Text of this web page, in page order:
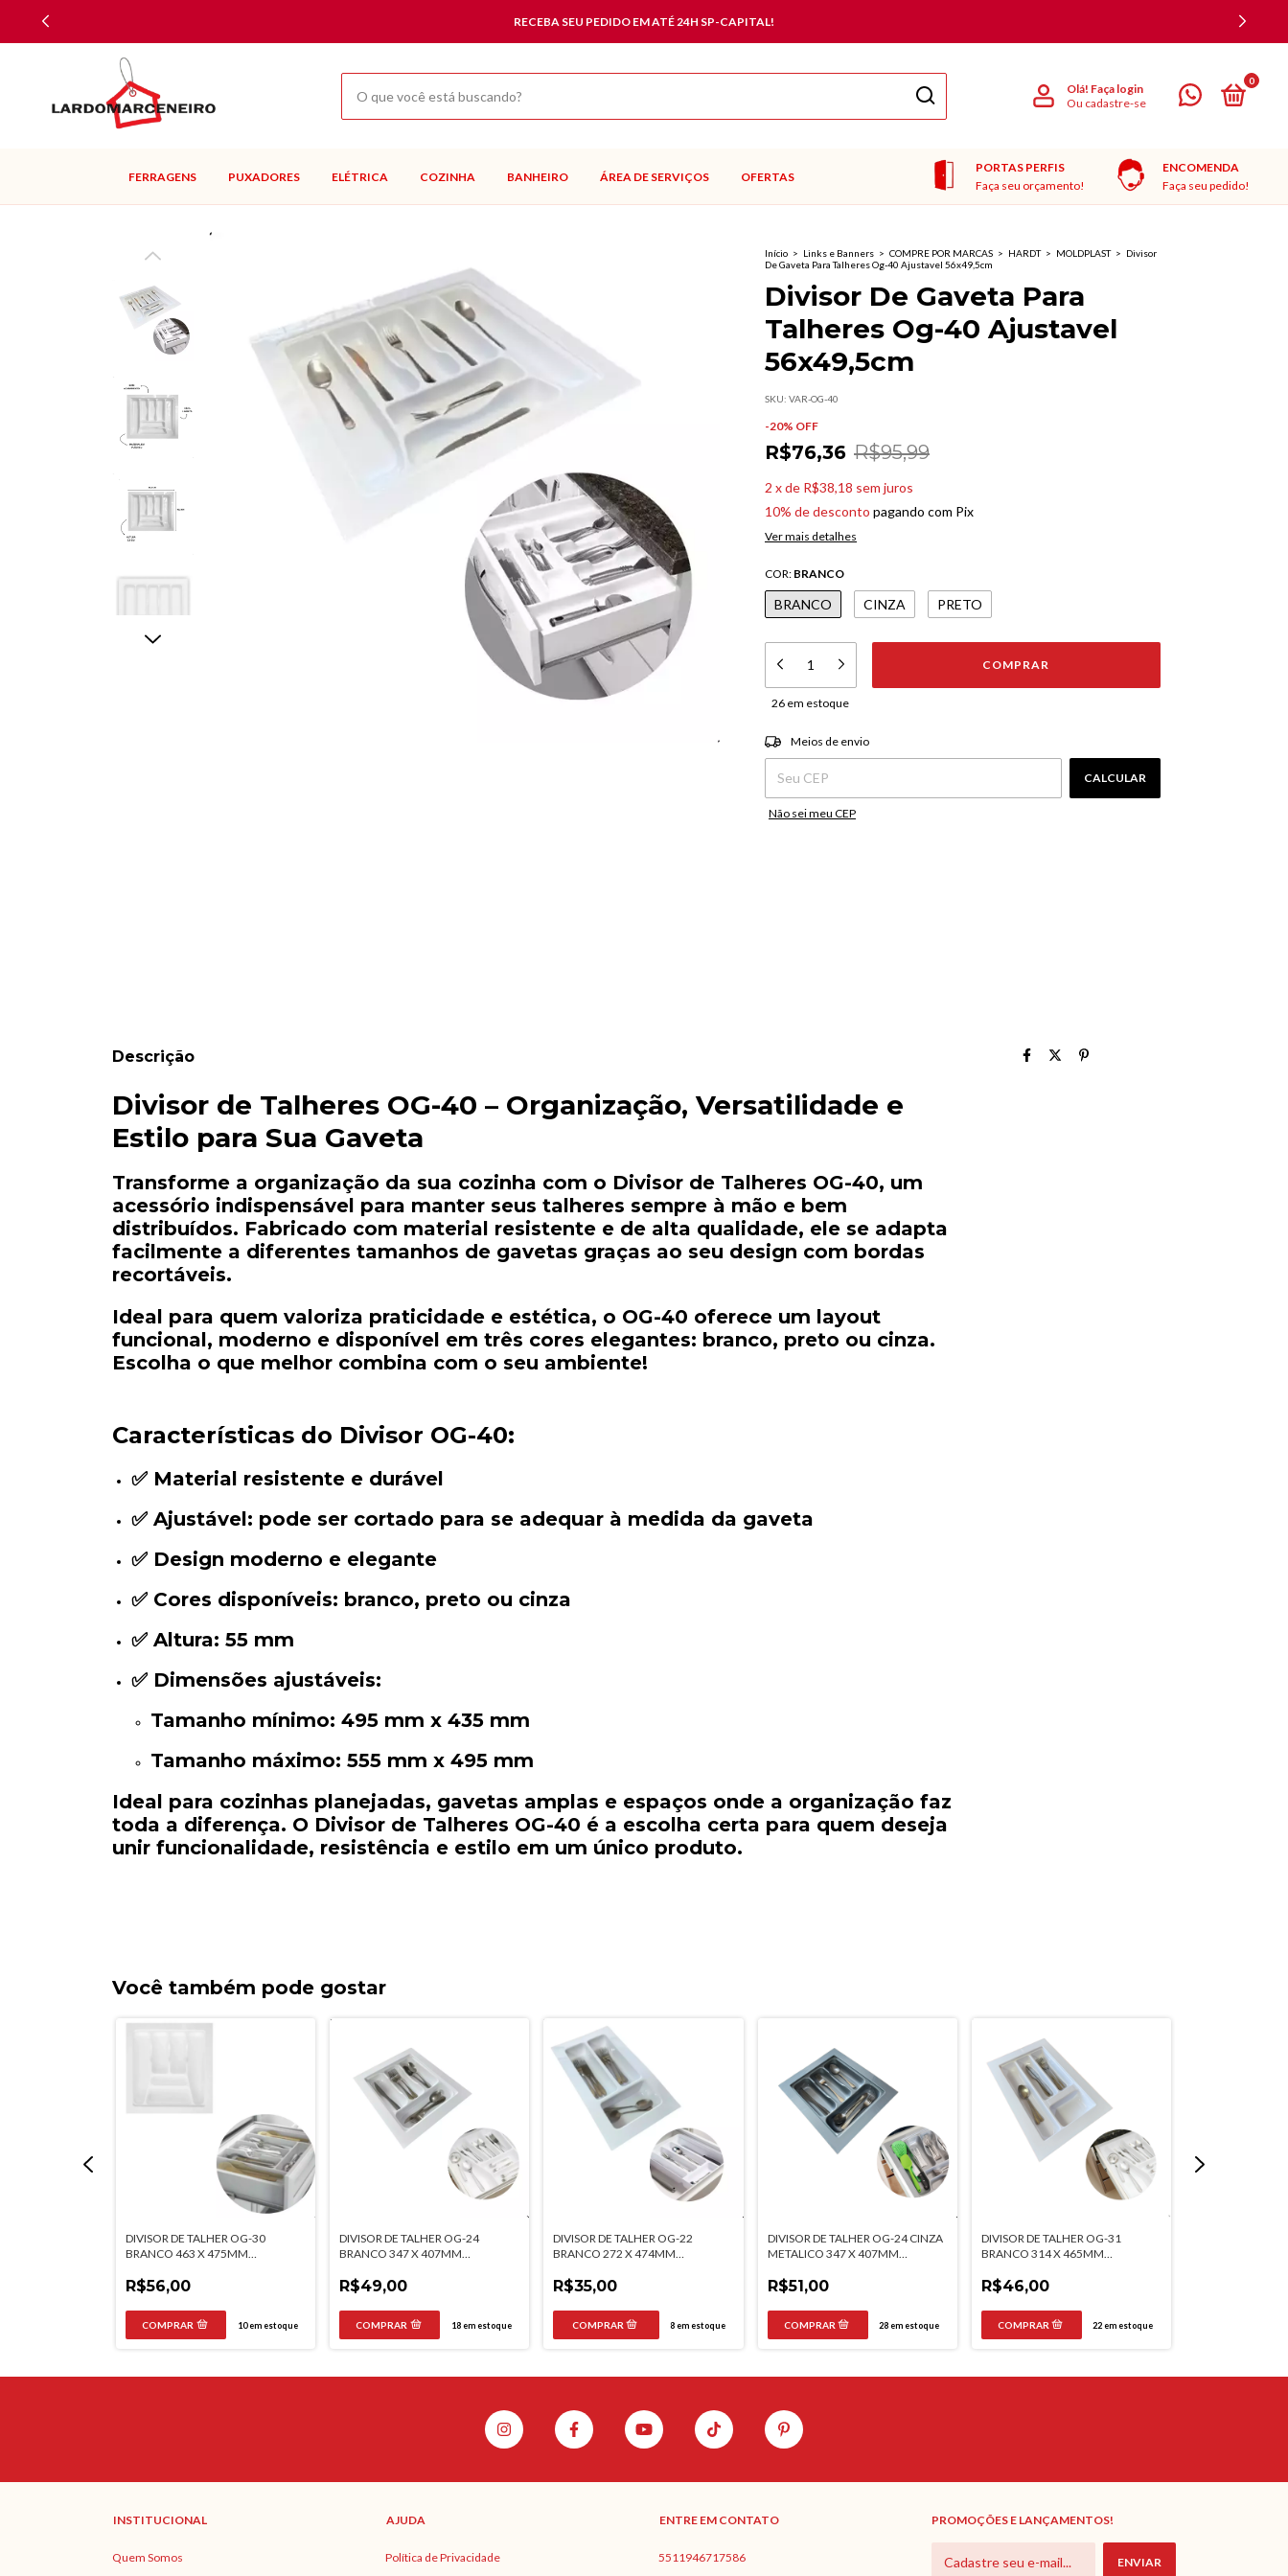
RECEBA SEU PEDIDO EM ATÉ 24H SP-CAPITAL!
Olá! Faça login
Ou cadastre-se
0
FERRAGENS PUXADORES ELÉTRICA COZINHA BANHEIRO ÁREA DE SERVIÇOS OFERTAS
PORTAS PERFIS
Faça seu orçamento!
ENCOMENDA
Faça seu pedido!
Início > Links e Banners > COMPRE POR MARCAS > HARDT > MOLDPLAST > Divisor
De Gaveta Para Talheres Og-40 Ajustavel 56x49,5cm
Divisor De Gaveta Para
Talheres Og-40 Ajustavel
56x49,5cm
SKU: VAR-OG-40
-20% OFF
R$76,36 R$95,99
2 xde R$38,18 sem juros
10% de desconto pagando com Pix
Ver mais detalhes
COR: BRANCO
BRANCO CINZA PRETO
26 em estoque
Entregas para o CEP:
Meios de envio
CALCULAR
Não sei meu CEP
Descrição
Divisor de Talheres OG-40 – Organização, Versatilidade e
Estilo para Sua Gaveta
Transforme a organização da sua cozinha com o Divisor de Talheres OG-40, um
acessório indispensável para manter seus talheres sempre à mão e bem
distribuídos. Fabricado com material resistente e de alta qualidade, ele se adapta
facilmente a diferentes tamanhos de gavetas graças ao seu design com bordas
recortáveis.
Ideal para quem valoriza praticidade e estética, o OG-40 oferece um layout
funcional, moderno e disponível em três cores elegantes: branco, preto ou cinza.
Escolha o que melhor combina com o seu ambiente!
Características do Divisor OG-40:
✅ Material resistente e durável
✅ Ajustável: pode ser cortado para se adequar à medida da gaveta
✅ Design moderno e elegante
✅ Cores disponíveis: branco, preto ou cinza
✅ Altura: 55 mm
✅ Dimensões ajustáveis:
Tamanho mínimo: 495 mm x 435 mm
Tamanho máximo: 555 mm x 495 mm
Ideal para cozinhas planejadas, gavetas amplas e espaços onde a organização faz
toda a diferença. O Divisor de Talheres OG-40 é a escolha certa para quem deseja
unir funcionalidade, resistência e estilo em um único produto.
Você também pode gostar
DIVISOR DE TALHER OG-30
BRANCO 463 X 475MM
R$56,00
10em estoque
DIVISOR DE TALHER OG-24
BRANCO 347 X 407MM
R$49,00
18em estoque
DIVISOR DE TALHER OG-22
BRANCO 272 X 474MM
R$35,00
8em estoque
DIVISOR DE TALHER OG-24 CINZA
METALICO 347 X 407MM
R$51,00
28em estoque
DIVISOR DE TALHER OG-31
BRANCO 314 X 465MM
R$46,00
22em estoque
INSTITUCIONAL
Quem Somos
AJUDA
Política de Privacidade
ENTRE EM CONTATO
5511946717586
PROMOÇÕES E LANÇAMENTOS!